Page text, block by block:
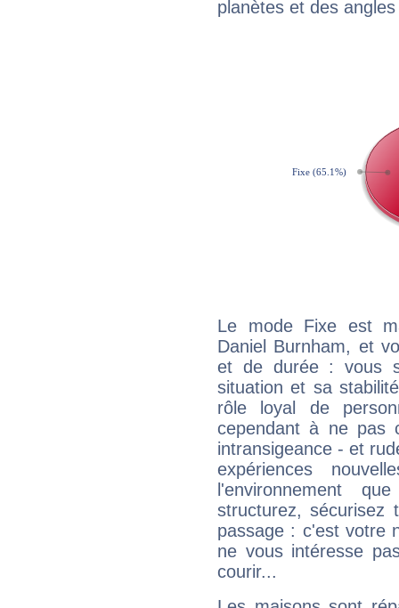
planètes et des
Le mode Fixe est
Daniel Burnham, et
et de durée : vous
situation et sa
rôle loyal de
cependant à ne pas
intransigeance - et
expériences
l'environnement
structurez, sécurisez
passage : c'est votre
ne vous intéresse
courir...